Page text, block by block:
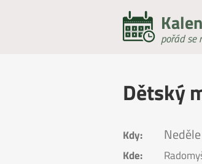
pořád se
Dětský
Kdy: Neděle
Kde: